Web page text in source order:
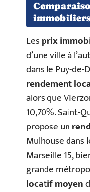
immobiliers
Lesprix
d’une ville à
dans le Puy-de-
rendement
alors que
10,70%. Saint-
propose un
Mulhouse dans
Marseille 15,
grande
locatif moyen